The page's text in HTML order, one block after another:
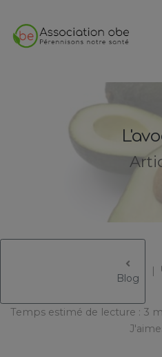
Temps estimé de lecture : 3